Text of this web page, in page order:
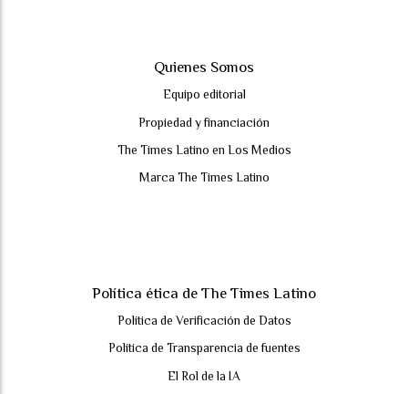
Quienes Somos
Equipo editorial
Propiedad y financiación
The Times Latino en Los Medios
Marca The Times Latino
Política ética de The Times Latino
Política de Verificación de Datos
Política de Transparencia de fuentes
El Rol de la IA